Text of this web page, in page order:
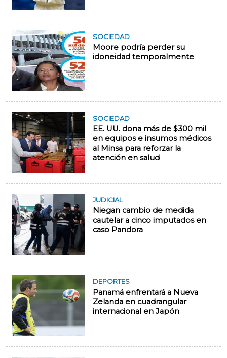
SOCIEDAD
Moore podría perder su
idoneidad temporalmente
SOCIEDAD
EE. UU. dona más de $300 mil
en equipos e insumos médicos
al Minsa para reforzar la
atención en salud
JUDICIAL
Niegan cambio de medida
cautelar a cinco imputados en
caso Pandora
DEPORTES
Panamá enfrentará a Nueva
Zelanda en cuadrangular
internacional en Japón